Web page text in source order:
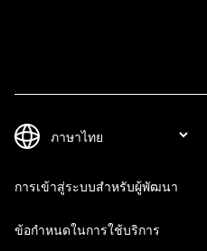
การเข้าสู่ระบบสำหรับผู้พัฒนา
ข้อกำหนดในการใช้บริการ